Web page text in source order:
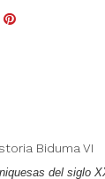
Biduma VI
del siglo